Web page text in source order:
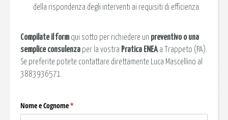
della rispondenza degli interventi ai requisiti di efficienza.
Compilate il formqui sotto per richiedere un preventivo o una
semplice consulenza per la vostra Pratica ENEA a Trappeto (PA).
Se preferite potete contattare direttamente Luca Mascellino al
3883936571.